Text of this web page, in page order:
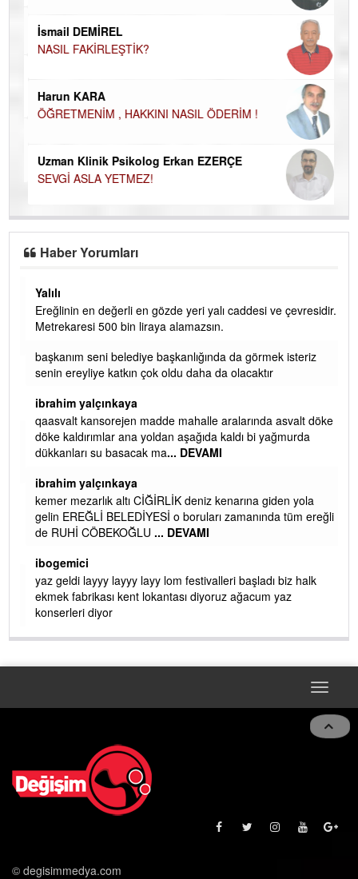
İsmail DEMİREL
NASIL FAKİRLEŞTİK?
Harun KARA
ÖĞRETMENİM , HAKKINI NASIL ÖDERİM !
Uzman Klinik Psikolog Erkan EZERÇE
SEVGİ ASLA YETMEZ!
Haber Yorumları
Yalılı
Ereğlinin en değerli en gözde yeri yalı caddesi ve çevresidir.
Metrekaresi 500 bin liraya alamazsın.
başkanım seni belediye başkanlığında da görmek isteriz
senin ereyliye katkın çok oldu daha da olacaktır
ibrahim yalçınkaya
qaasvalt kansorejen madde mahalle aralarında asvalt döke
döke kaldırımlar ana yoldan aşağıda kaldı bi yağmurda
dükkanları su basacak ma... DEVAMI
ibrahim yalçınkaya
kemer mezarlık altı CİĞİRLİK deniz kenarına giden yola
gelin EREĞLİ BELEDİYESİ o boruları zamanında tüm ereğli
de RUHİ CÖBEKOĞLU... DEVAMI
ibogemici
yaz geldi layyy layyy layy lom festivalleri başladı biz halk
ekmek fabrikası kent lokantası diyoruz ağacum yaz
konserleri diyor
Toggle
© degisimmedya.com